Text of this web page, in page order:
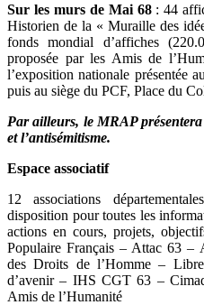
Sur les murs de Mai 68: 44
Historien de la « Muraille des
fonds mondial d’affiches
proposée par les Amis de
l’exposition nationale présentée
puis au siège du PCF, Place du
Par ailleurs, le MRAP
et l’antisémitisme.
Espace associatif
12 associations
disposition pour toutes les
actions en cours, projets,
Populaire Français – Attac 63 –
des Droits de l’Homme –
d’avenir – IHS CGT 63 –
Amis de l’Humanité